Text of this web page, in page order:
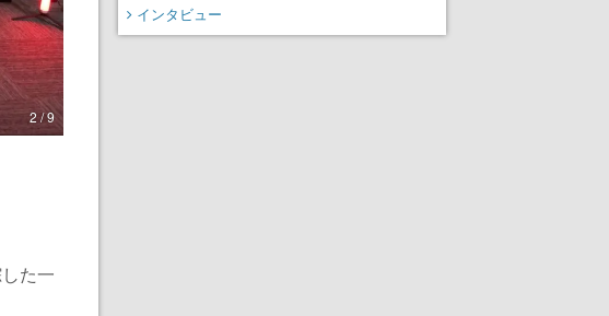
2 / 9
た一
インタビュー